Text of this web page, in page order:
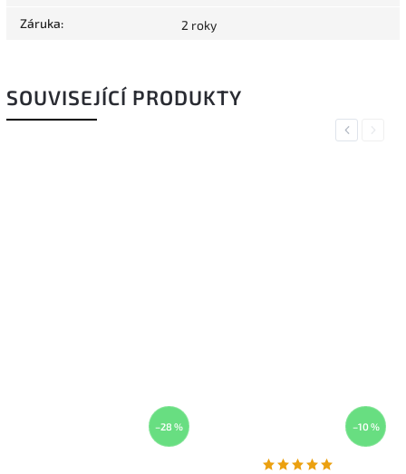
Záruka: 2 roky
SOUVISEJÍCÍ PRODUKTY
Previous
–28 % –10 %
Next